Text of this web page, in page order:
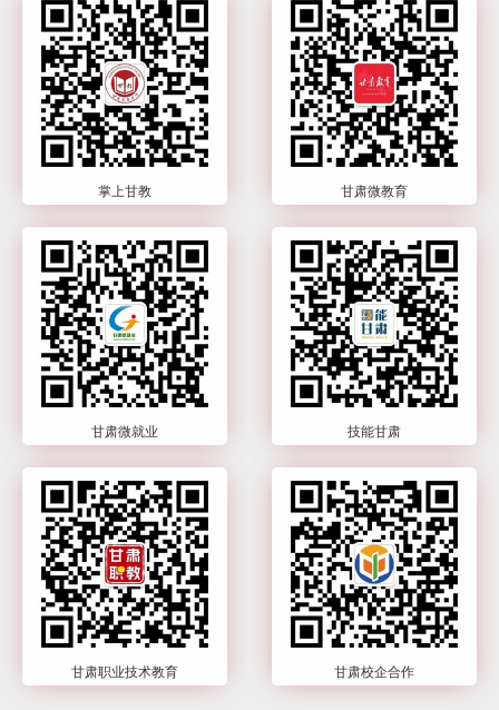
掌上甘教 甘肃微教育
甘肃微就业 技能甘肃
甘肃职业技术教育 甘肃校企合作